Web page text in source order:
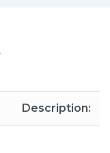
Description: